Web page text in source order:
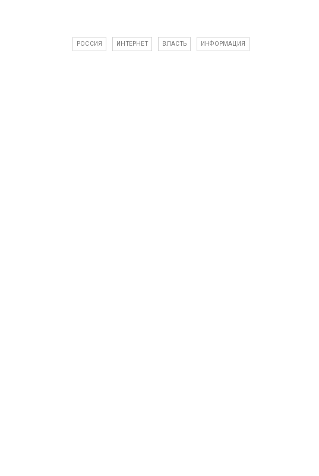
РОССИЯ ИНТЕРНЕТ ВЛАСТЬ ИНФОРМАЦИЯ